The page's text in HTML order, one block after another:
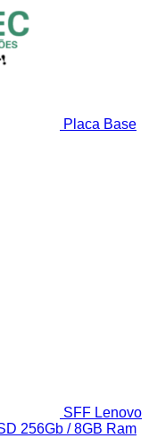
Placa Base
SFF Lenovo
256Gb / 8GB Ram